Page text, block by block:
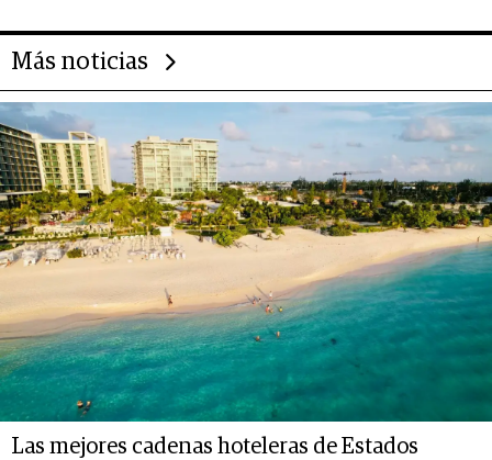
Más noticias
Las mejores cadenas hoteleras de Estados